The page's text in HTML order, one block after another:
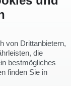
von Drittanbietern,
die
bestmögliches
finden Sie in